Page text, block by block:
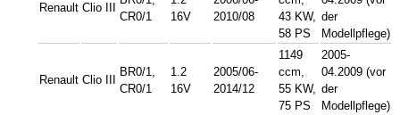
Renault Clio III
CR0/1
16V
2010/08
43 KW,
58 PS
der
Modellpflege)
Renault Clio III
BR0/1,
CR0/1
1.2
16V
2005/06-
2014/12
1149
ccm,
55 KW,
75 PS
2005-
04.2009 (vor
der
Modellpflege)